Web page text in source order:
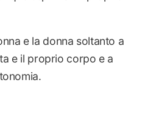
e la donna soltanto a
e il proprio corpo e a